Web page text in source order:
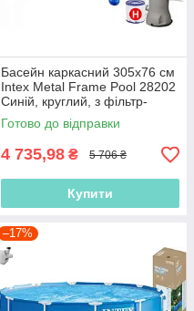
Басейн каркасний 305х76 см
Intex Metal Frame Pool 28202
Синій, круглий, з фільтр-
насосом 1250 л/год, 4485 л
Готово до відправки
4 735,98 ₴ 5 706 ₴
Купити
–17%